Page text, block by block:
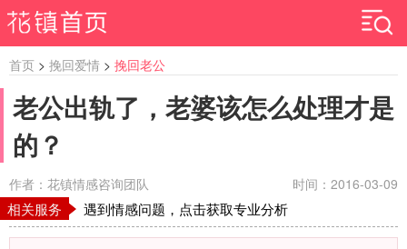
首页 > 挽回爱情 > 挽回老公
老公出轨了，老婆该怎么处理才是
的？
作者：花镇情感咨询团队 时间：2016-03-09
相关服务 遇到情感问题，点击获取专业分析